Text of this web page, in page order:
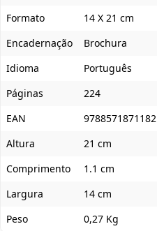
Formato
14 X 21 cm
Encadernação
Brochura
Idioma
Português
Páginas
224
EAN
9788571871182
Altura
21 cm
Comprimento
1.1 cm
Largura
14 cm
Peso
0,27 Kg